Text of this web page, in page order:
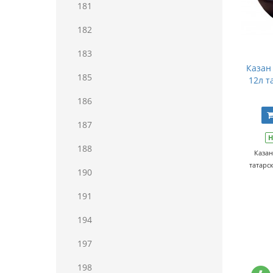
181
182
183
185
186
187
188
190
191
194
197
198
12л